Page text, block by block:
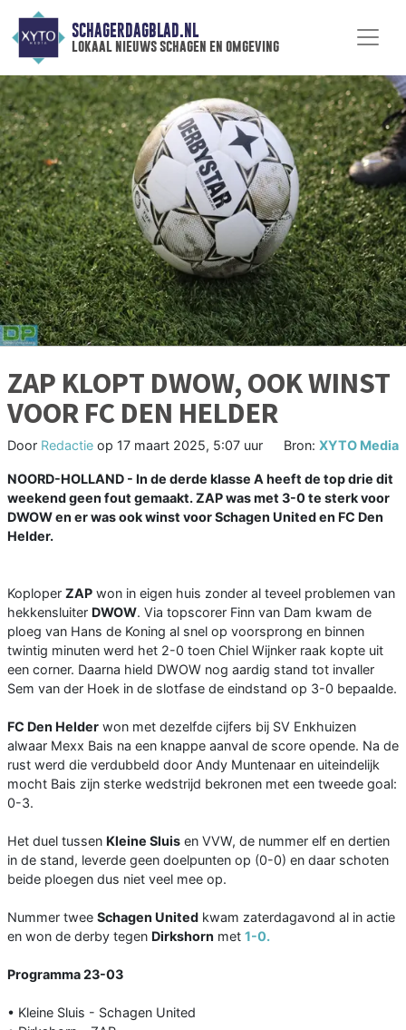
SCHAGERDAGBLAD.NL
lokaal nieuws schagen en omgeving
ZAP KLOPT DWOW, OOK WINST
VOOR FC DEN HELDER
Door Redactie op 17 maart 2025, 5:07 uur Bron: XYTO Media
NOORD-HOLLAND - In de derde klasse A heeft de top drie dit
weekend geen fout gemaakt. ZAP was met 3-0 te sterk voor
DWOW en er was ook winst voor Schagen United en FC Den
Helder.
Koploper ZAP won in eigen huis zonder al teveel problemen van
hekkensluiter DWOW. Via topscorer Finn van Dam kwam de
ploeg van Hans de Koning al snel op voorsprong en binnen
twintig minuten werd het 2-0 toen Chiel Wijnker raak kopte uit
een corner. Daarna hield DWOW nog aardig stand tot invaller
Sem van der Hoek in de slotfase de eindstand op 3-0 bepaalde.
FC Den Helder won met dezelfde cijfers bij SV Enkhuizen
alwaar Mexx Bais na een knappe aanval de score opende. Na de
rust werd die verdubbeld door Andy Muntenaar en uiteindelijk
mocht Bais zijn sterke wedstrijd bekronen met een tweede goal:
0-3.
Het duel tussen Kleine Sluis en VVW, de nummer elf en dertien
in de stand, leverde geen doelpunten op (0-0) en daar schoten
beide ploegen dus niet veel mee op.
Nummer twee Schagen United kwam zaterdagavond al in actie
en won de derby tegen Dirkshorn met 1-0.
Programma 23-03
• Kleine Sluis - Schagen United